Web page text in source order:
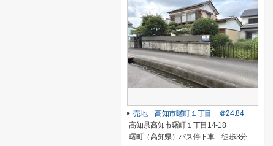
売地 高知市曙町１丁目 ＠24.84
高知県高知市曙町１丁目14-18
曙町（高知県）バス停下車 徒歩3分